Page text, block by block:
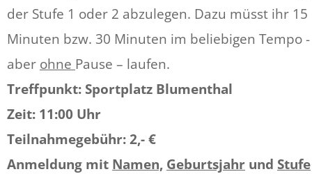
der Stufe 1 oder 2 abzulegen. Dazu müsst ihr 15
Minuten bzw. 30 Minuten im beliebigen Tempo -
aber ohne Pause – laufen.
Treffpunkt: Sportplatz Blumenthal
Zeit: 11:00 Uhr
Teilnahmegebühr: 2,- €
Anmeldung mit Namen, Geburtsjahr und Stufe